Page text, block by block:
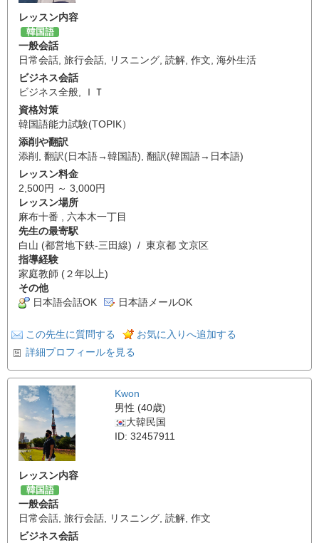
レッスン内容
韓国語
一般会話
日常会話 旅行会話 リスニング 読解 作文 海外生活
ビジネス会話
ビジネス全般
ＩＴ
資格対策
韓国語能力試験(TOPIK）
添削や翻訳
添削
翻訳(日本語→韓国語) 翻訳(韓国語→日本語)
レッスン料金
2,500円 ～ 3,000円
レッスン場所
麻布十番 , 六本木一丁目
先生の最寄駅
白山 (都営地下鉄-三田線) / 東京都 文京区
指導経験
家庭教師 (２年以上)
その他
日本語会話OK
日本語メールOK
この先生に質問する
お気に入りへ追加する
詳細プロフィールを見る
Kwon
男性 (40歳)
大韓民国
ID: 32457911
レッスン内容
韓国語
一般会話
日常会話, 旅行会話, リスニング, 読解, 作文
ビジネス会話